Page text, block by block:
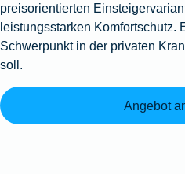
preisorientierten
leistungsstarken Komfortschutz.
Schwerpunkt in der privaten
soll.
Angebot